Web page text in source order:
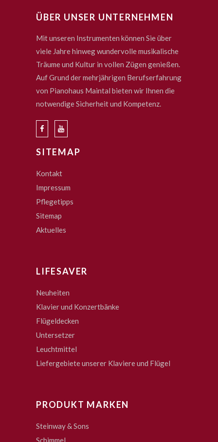
ÜBER UNSER UNTERNEHMEN
Mit unseren Instrumenten können Sie über
viele Jahre hinweg wundervolle musikalische
Träume und Kultur in vollen Zügen genießen.
Auf Grund der mehrjährigen Berufserfahrung
von Pianohaus Maintal bieten wir Ihnen die
notwendige Sicherheit und Kompetenz.
SITEMAP
Kontakt
Impressum
Pflegetipps
Sitemap
Aktuelles
LIFESAVER
Neuheiten
Klavier und Konzertbänke
Flügeldecken
Untersetzer
Leuchtmittel
Liefergebiete unserer Klaviere und Flügel
PRODUKT MARKEN
Steinway & Sons
Schimmel